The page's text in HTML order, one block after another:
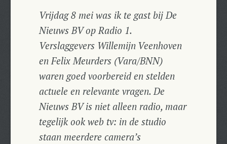
Vrijdag 8 mei was ik te gast bij De
Nieuws BV op Radio 1.
Verslaggevers Willemijn Veenhoven
en Felix Meurders (Vara/BNN)
waren goed voorbereid en stelden
actuele en relevante vragen. De
Nieuws BV is niet alleen radio, maar
tegelijk ook web tv: in de studio
staan meerdere camera’s